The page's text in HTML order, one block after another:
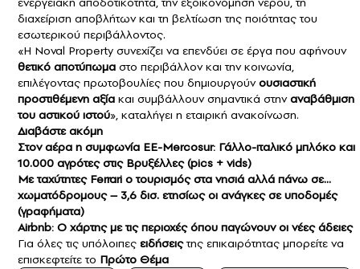
διαχείριση αποβλήτων και τη βελτίωση της ποιότητας του
εσωτερικού περιβάλλοντος.
«Η Noval Property συνεχίζει να επενδύει σε έργα που αφήνουν
θετικό αποτύπωμα στο περιβάλλον και την κοινωνία,
επιλέγοντας πρωτοβουλίες που δημιουργούνουσιαστική
προστιθέμενη αξία και συμβάλλουν σημαντικά στηναναβάθμιση
του αστικού ιστού», καταλήγει η εταιρική ανακοίνωση.
Διαβάστε ακόμη
Στον αέρα η συμφωνία ΕΕ-Mercosur: Γάλλο-ιταλικό μπλόκο και
10.000 αγρότες στις Βρυξέλλες (pics + vids)
Με ταχύτητες Ferrari ο τουρισμός στα νησιά αλλά πάνω σε…
χωματόδρομους – 3,6 δισ. ετησίως οι ανάγκες σε υποδομές
(γραφήματα)
Airbnb: Ο χάρτης με τις περιοχές όπου παγώνουν οι νέες άδειες
Για όλες τις υπόλοιπες ειδήσειςτης επικαιρότητας μπορείτε να
επισκεφτείτε το Πρώτο Θέμα